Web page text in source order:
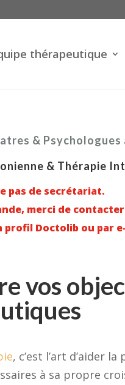
thérapeutique
& Psychologues
& Thérapie
pas de secrétariat.
merci de
profil Doctolib ou par
vos
, c’est l’art d’aider
à sa propre